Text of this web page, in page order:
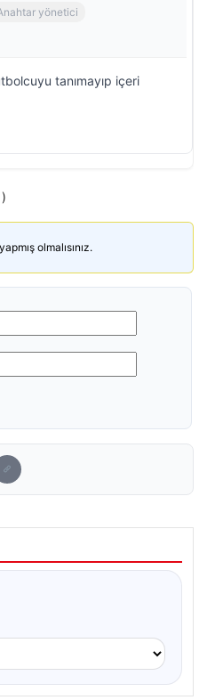
yönetici
tanımayıp içeri
olmalısınız.